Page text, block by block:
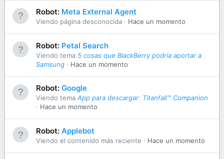
Robot: Meta External Agent
Viendo página desconocida Hace un momento
Robot: Petal Search
Viendo tema 5 cosas que BlackBerry podría aportar a
Samsung
Hace un momento
Robot: Google
Viendo tema App para descargar: Titanfall™ Companion
Hace un momento
Robot: Applebot
Viendo el contenido más reciente Hace un momento